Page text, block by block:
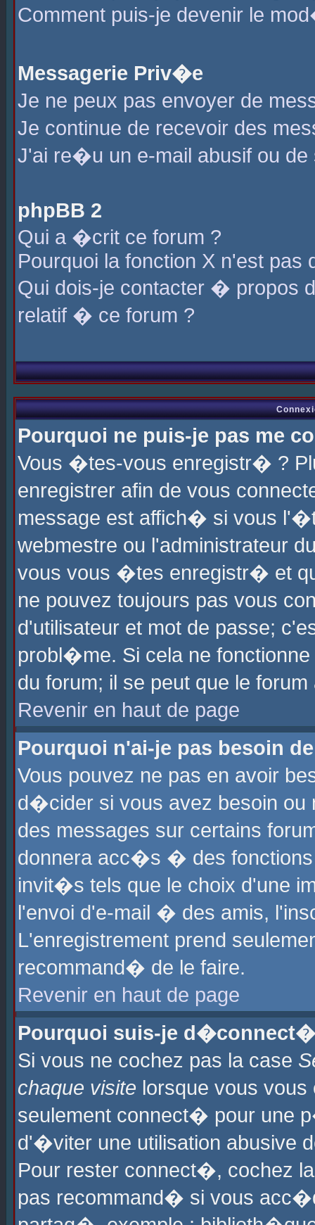
Comment puis-je devenir le
Messagerie Priv�e
Je ne peux pas envoyer de
Je continue de recevoir des
J'ai re�u un e-mail abusif ou de
phpBB 2
Qui a �crit ce forum ?
Pourquoi la fonction X n'est pas
Qui dois-je contacter � propos
relatif � ce forum ?
Pourquoi ne puis-je pas me
Vous �tes-vous enregistr� ?
enregistrer afin de vous
message est affich� si vous
webmestre ou l'administrateur
vous vous �tes enregistr� et
ne pouvez toujours pas vous
d'utilisateur et mot de passe;
probl�me. Si cela ne
du forum; il se peut que le
Revenir en haut de page
Pourquoi n'ai-je pas besoin
Vous pouvez ne pas en avoir
d�cider si vous avez besoin ou
des messages sur certains
donnera acc�s � des fonctions
invit�s tels que le choix d'une
l'envoi d'e-mail � des amis,
L'enregistrement prend
recommand� de le faire.
Revenir en haut de page
Pourquoi suis-je
Si vous ne cochez pas la case
chaque visite lorsque vous
seulement connect� pour une
d'�viter une utilisation abusive
Pour rester connect�, cochez
pas recommand� si vous